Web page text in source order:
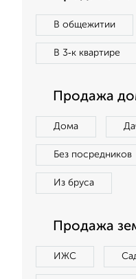
В общежитии
В 3‑к квартире
Продажа
Дома
Без посредников
Из бруса
Продажа
ИЖС